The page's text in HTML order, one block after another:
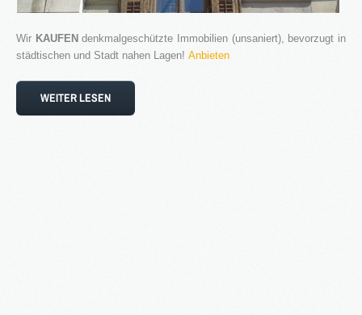
Wir KAUFENdenkmalgeschützte Immobilien (unsaniert), bevorzugt in
städtischen und Stadt nahen Lagen! Anbieten
WEITER LESEN